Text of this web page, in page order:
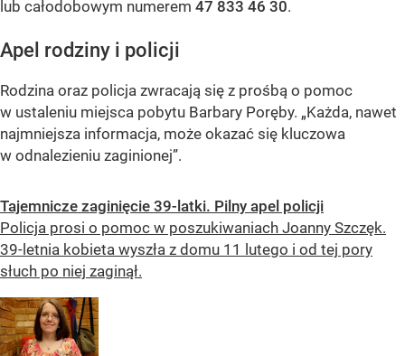
lub całodobowym numerem 47 833 46 30.
Apel rodziny i policji
Rodzina oraz policja zwracają się z prośbą o pomoc
w ustaleniu miejsca pobytu Barbary Poręby. „Każda, nawet
najmniejsza informacja, może okazać się kluczowa
w odnalezieniu zaginionej”.
Tajemnicze zaginięcie 39-latki. Pilny apel policji
Policja prosi o pomoc w poszukiwaniach Joanny Szczęk.
39-letnia kobieta wyszła z domu 11 lutego i od tej pory
słuch po niej zaginął.